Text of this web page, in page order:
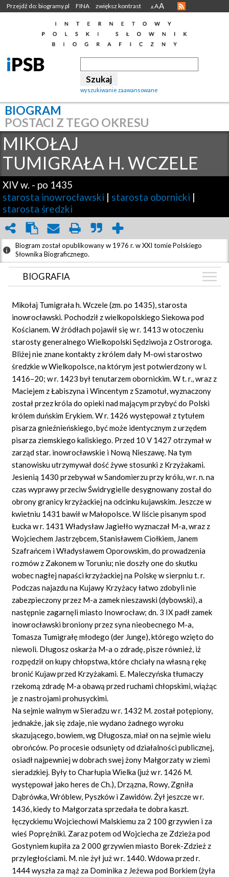
Przejdź do: biogramy.pl FINA zwiększ kontrast A AA
wyszukiwanie zaawansowane
BIOGRAM
POSTACI Z TEGO OKRESU
MIKOŁAJ
TUMIGRAŁA H. WCZELE
XIV w. - po 1435
starosta inowrocławski | starosta obornicki |
starosta średzki
Biogram został opublikowany w 1976 r. w XXI tomie Polskiego
Słownika Biograficznego.
BIOGRAFIA
GRAF POWIĄZAŃ
DYSKUSJA
Mapa
Mikołaj Tumigrała h. Wczele (zm. po 1435), starosta
inowrocławski. Pochodził z wielkopolskiego Siekowa pod
Kościanem. W źródłach pojawił się w r. 1413 w otoczeniu
starosty generalnego Wielkopolski Sędziwoja z Ostroroga.
Bliżej nie znane kontakty z królem dały M-owi starostwo
średzkie w Wielkopolsce, na którym jest potwierdzony w l.
1416–20; w r. 1423 był tenutarzem obornickim. W t. r., wraz z
Maciejem z Łabiszyna i Wincentym z Szamotuł, wyznaczony
został przez króla do opieki nad mającym przybyć do Polski
królem duńskim Erykiem. W r. 1426 występował z tytułem
pisarza gnieźnieńskiego, być może identycznym z urzędem
pisarza ziemskiego kaliskiego. Przed 10 V 1427 otrzymał w
zarząd star. inowrocławskie i Nową Nieszawę. Na tym
stanowisku utrzymywał dość żywe stosunki z Krzyżakami.
Jesienią 1430 przebywał w Sandomierzu przy królu, w r. n. na
czas wyprawy przeciw Świdrygielle desygnowany został do
obrony granicy krzyżackiej na odcinku kujawskim. Jeszcze w
kwietniu 1431 bawił w Małopolsce. W liście pisanym spod
Łucka w r. 1431 Władysław Jagiełło wyznaczał M-a, wraz z
Wojciechem Jastrzębcem, Stanisławem Ciołkiem, Janem
Szafrańcem i Władysławem Oporowskim, do prowadzenia
rozmów z Zakonem w Toruniu; nie doszły one do skutku
wobec nagłej napaści krzyżackiej na Polskę w sierpniu t. r.
Podczas najazdu na Kujawy Krzyżacy łatwo zdobyli nie
zabezpieczony przez M-a zamek nieszawski (dybowski), a
następnie zagarnęli miasto Inowrocław; dn. 3 IX padł zamek
inowrocławski broniony przez syna nieobecnego M-a,
Tomasza Tumigrałę młodego (der Junge), którego wzięto do
niewoli. Długosz oskarża M-a o zdradę, pisze również, iż
rozpędził on kupy chłopstwa, które chciały na własną rękę
bronić Kujaw przed Krzyżakami. E. Maleczyńska tłumaczy
rzekomą zdradę M-a obawą przed ruchami chłopskimi, wiążąc
je z nastrojami prohusyckimi.
Na sejmie walnym w Sieradzu w r. 1432 M. został potępiony,
jednakże, jak się zdaje, nie wydano żadnego wyroku
skazującego, bowiem, wg Długosza, miał on na sejmie wielu
obrońców. Po procesie odsunięty od działalności publicznej,
osiadł najpewniej w dobrach swej żony Małgorzaty w ziemi
sieradzkiej. Były to Charłupia Wielka (już w r. 1426 M.
występował jako heres de Ch.), Drzązna, Rowy, Zgniła
Dąbrówka, Wróblew, Pyszków i Zawidów. Żył jeszcze w r.
1436, kiedy to Małgorzata sprzedała te dobra kaszt.
łęczyckiemu Wojciechowi Malskiemu za 2 100 grzywien i za
wieś Poprężniki. Zaraz potem od Wojciecha ze Zdzieża pod
Gostyniem kupiła za 2 000 grzywien miasto Borek-Zdzież z
przyległościami. M. nie żył już w r. 1440. Wdowa przed r.
1444 wyszła za mąż za Dominika z Jeżewa pod Borkiem (żyła